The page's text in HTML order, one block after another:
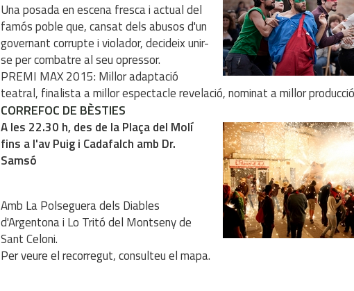
Una posada en escena fresca i actual del
famós poble que, cansat dels abusos d'un
governant corrupte i violador, decideix unir-
se per combatre al seu opressor.
PREMI MAX 2015: Millor adaptació
teatral, finalista a millor espectacle revelació, nominat a millor
CORREFOC DE BÈSTIES
A les 22.30 h, des de la Plaça del Molí
fins a l'av Puig i Cadafalch amb Dr.
Samsó
Amb La Polseguera dels Diables
d'Argentona i Lo Tritó del Montseny de
Sant Celoni.
Per veure el recorregut, consulteu el mapa.